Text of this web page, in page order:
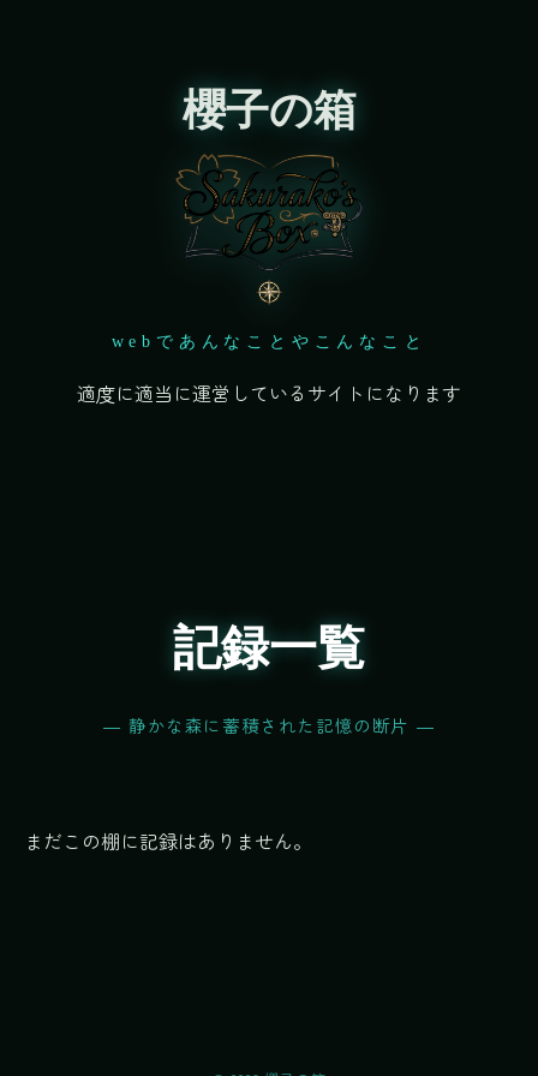
櫻子の箱
webであんなことやこんなこと
適度に適当に運営しているサイトになります
記録一覧
― 静かな森に蓄積された記憶の断片 ―
まだこの棚に記録はありません。